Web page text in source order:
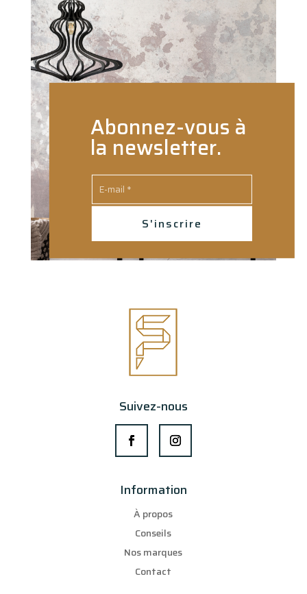
Abonnez-vous à
la newsletter.
S'inscrire
Suivez-nous
Information
À propos
Conseils
Nos marques
Contact